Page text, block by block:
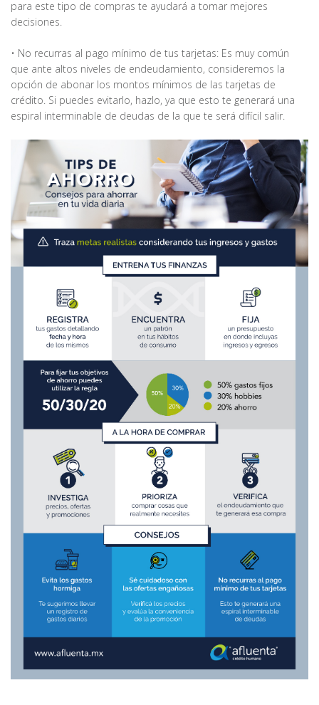
para este tipo de compras te ayudará a tomar mejores
decisiones.
• No recurras al pago mínimo de tus tarjetas: Es muy común
que ante altos niveles de endeudamiento, consideremos la
opción de abonar los montos mínimos de las tarjetas de
crédito. Si puedes evitarlo, hazlo, ya que esto te generará una
espiral interminable de deudas de la que te será difícil salir.